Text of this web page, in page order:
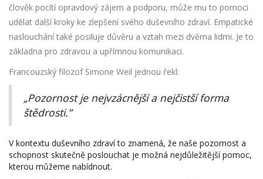
člověk pocítí opravdový zájem a podporu, může mu to pomoci
udělat další kroky ke zlepšení svého duševního zdraví. Empatické
naslouchání také posiluje důvěru a vztah mezi dvěma lidmi. Je to
základna pro zdravou a upřímnou komunikaci.
Francouzský filozof Simone Weil jednou řekl:
„Pozornost je nejvzácnější a nejčistší forma
štědrosti.”
V kontextu duševního zdraví to znamená, že naše pozornost a
schopnost skutečně poslouchat je možná nejdůležitější pomoc,
kterou můžeme nabídnout.